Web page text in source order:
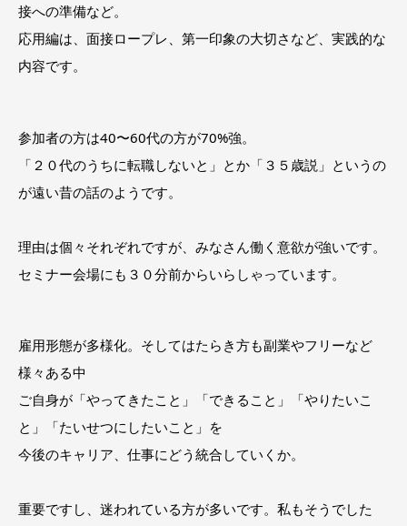
接への準備など。
応用編は、面接ロープレ、第一印象の大切さなど、実践的な
内容です。
参加者の方は40〜60代の方が70%強。
「２０代のうちに転職しないと」とか「３５歳説」というの
が遠い昔の話のようです。
理由は個々それぞれですが、みなさん働く意欲が強いです。
セミナー会場にも３０分前からいらしゃっています。
雇用形態が多様化。そしてはたらき方も副業やフリーなど
様々ある中
ご自身が「やってきたこと」「できること」「やりたいこ
と」「たいせつにしたいこと」を
今後のキャリア、仕事にどう統合していくか。
重要ですし、迷われている方が多いです。私もそうでした